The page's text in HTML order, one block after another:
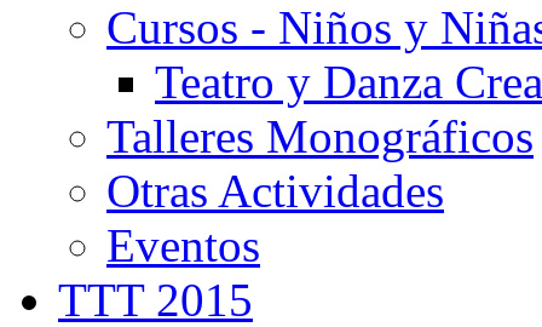
Cursos - Niños y
Teatro y Danza
Talleres Monográficos
Otras Actividades
Eventos
TTT 2015